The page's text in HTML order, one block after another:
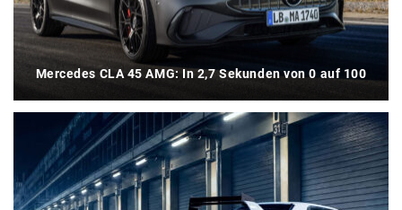
Mercedes CLA 45 AMG: In 2,7 Sekunden von 0 auf 100